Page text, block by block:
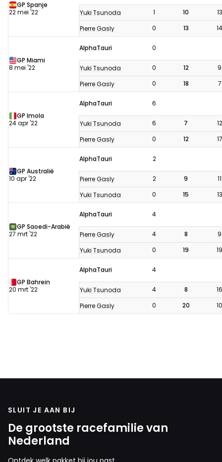
GP Spanje
22 mei '22
Yuki Tsunoda 1 10
13
Pierre Gasly
0 13 14
GP Miami
8 mei '22
AlphaTauri 0
Yuki Tsunoda 0 12
9
Pierre Gasly
0 18 7
GP Imola
24 apr '22
AlphaTauri 6
Yuki Tsunoda 6 7
12
Pierre Gasly
0 12 17
GP Australië
10 apr '22
AlphaTauri 2
Pierre Gasly 2 9
11
Yuki Tsunoda
0 15 13
GP Saoedi-Arabië
27 mrt '22
AlphaTauri 4
Pierre Gasly 4 8
9
Yuki Tsunoda
0 19 19
GP Bahrein
20 mrt '22
AlphaTauri 4
Yuki Tsunoda 4 8
16
Pierre Gasly
0 20 10
SLUIT JE AAN BIJ
De grootste racefamilie van
Nederland